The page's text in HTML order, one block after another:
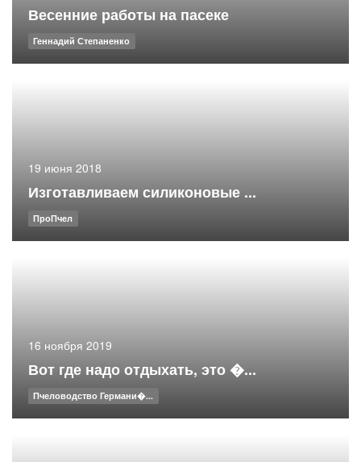
Весенние работы на пасеке
Геннадий Степаненко
19 июня 2018
Изготавливаем силиконовые ...
ПроПчел
16 ноября 2019
Вот где надо отдыхать, это �...
Пчеловодство Германи�...